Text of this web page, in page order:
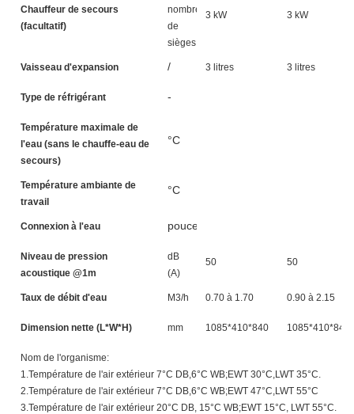
Chauffeur de secours
(facultatif)
nombre
de
sièges
3 kW 3 kW
Vaisseau d'expansion / 3 litres 3 litres
Type de réfrigérant -
Température maximale de
l'eau (sans le chauffe-eau de
secours)
°C
Température ambiante de
travail
°C
Connexion à l'eau pouces
Niveau de pression
acoustique @1m
dB
(A)
50 50
Taux de débit d'eau M3/h 0.70 à 1.70 0.90 à 2.15
Dimension nette (L*W*H) mm 1085*410*840 1085*410*840
Nom de l'organisme:
1.Température de l'air extérieur 7°C DB,6°C WB;EWT 30°C,LWT 35°C.
2.Température de l'air extérieur 7°C DB,6°C WB;EWT 47°C,LWT 55°C
3.Température de l'air extérieur 20°C DB, 15°C WB;EWT 15°C, LWT 55°C.